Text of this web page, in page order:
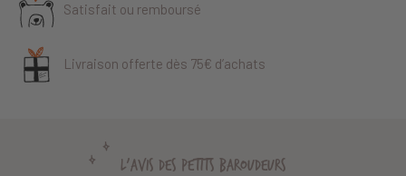
Satisfait ou remboursé
Livraison offerte dès 75€ d’achats
L'AVIS DES PETITS BAROUDEURS